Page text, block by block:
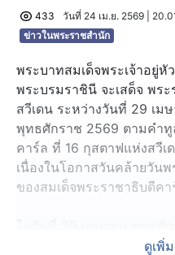
433
วันที่ 24 เม.ย. 2569 |
ข่าวในพระราชสำนัก
พระบาทสมเด็จพระเจ้าอยู่หั
พระบรมราชินี จะเสด็จ พร
สวีเดน ระหว่างวันที่ 29 เ
พุทธศักราช 2569 ตามคำทู
คาร์ล ที่ 16 กุสตาฟแห่งสวีเ
เนื่องในโอกาสวันคล้ายวัน
ของสมเด็จพระราชาธิบดีค
พระเจ้าอยู่หัว และสมเด็จพ
ดูเพิ่